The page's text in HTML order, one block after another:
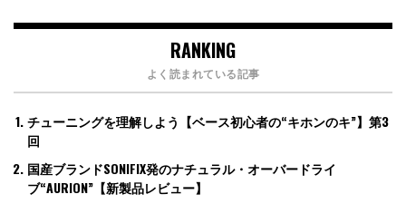
RANKING
よく読まれている記事
チューニングを理解しよう【ベース初心者の“キホンのキ”】第3
回
国産ブランドSONIFIX発のナチュラル・オーバードライ
ブ“AURION”【新製品レビュー】